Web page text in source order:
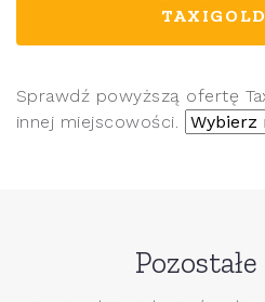
Sprawdź powyższą ofertę
innej miejscowości.